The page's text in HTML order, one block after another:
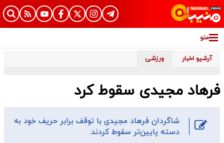
منو
آرشیو اخبار ورزشی
فرهاد مجیدی سقوط کرد
شاگردان فرهاد مجیدی با توقف برابر حریف خود به
دسته پایین‌تر سقوط کردند.